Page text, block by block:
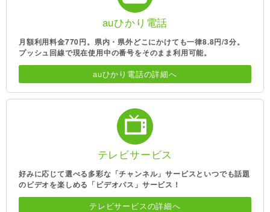
auひかり電話
月額利用料金770円。県内・県外どこにかけても一律8.8円/3分。
プッシュ回線で現在使用中の番号をそのまま利用可能。
auひかり電話の詳細へ
テレビサービス
好みに応じて選べる多彩な「チャンネル」サービスといつでも話題
のビデオを楽しめる「ビデオパス」サービス！
テレビサービスの詳細へ